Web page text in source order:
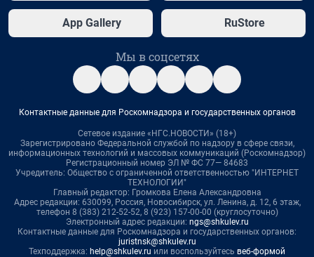
App Gallery RuStore
Мы в соцсетях
Контактные данные для Роскомнадзора и государственных органов
Сетевое издание «НГС.НОВОСТИ» (18+)
Зарегистрировано Федеральной службой по надзору в сфере связи,
информационных технологий и массовых коммуникаций (Роскомнадзор)
Регистрационный номер ЭЛ № ФС 77— 84683
Учредитель: Общество с ограниченной ответственностью "ИНТЕРНЕТ
ТЕХНОЛОГИИ"
Главный редактор: Громкова Елена Александровна
Адрес редакции: 630099, Россия, Новосибирск, ул. Ленина, д. 12, 6 этаж,
телефон 8 (383) 212-52-52, 8 (923) 157-00-00 (круглосуточно)
Электронный адрес редакции: ngs@shkulev.ru
Контактные данные для Роскомнадзора и государственных органов:
juristnsk@shkulev.ru
Техподдержка: help@shkulev.ru или воспользуйтесь веб-формой